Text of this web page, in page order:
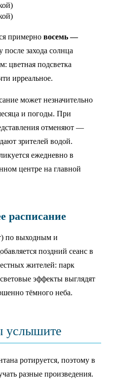
примерно восемь —
захода солнца
цветная подсветка
ирреальное.
может незначительно
и погоды. При
отменяют —
зрителей водой.
ежедневно в
центре на главной
расписание
по выходным и
поздний сеанс в
жителей: парк
эффекты выглядят
тёмного неба.
услышите
ротируется, поэтому в
разные произведения.